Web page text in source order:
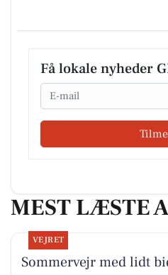
Få lokale nyheder
Email
MEST LÆSTE
VEJRET
Sommervejr med lidt